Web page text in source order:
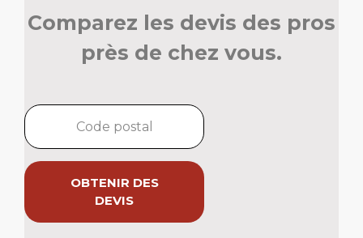
Comparez les devis des pros
près de chez vous.
OBTENIR DES
DEVIS